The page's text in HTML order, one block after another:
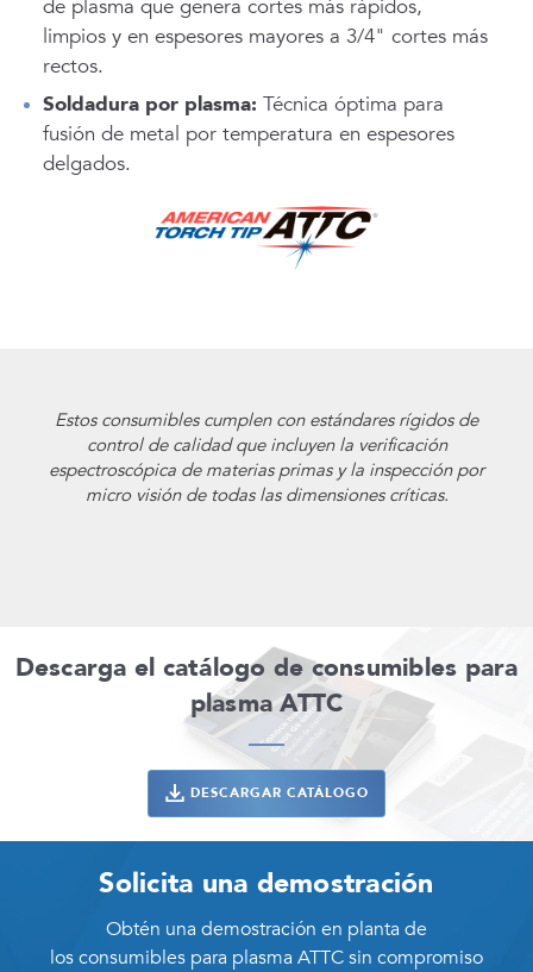
de plasma que genera cortes más rápidos,
limpios y en espesores mayores a 3/4" cortes más
rectos.
Soldadura por plasma:Técnica óptima para
fusión de metal por temperatura en espesores
delgados.
Estos consumibles cumplen con estándares rígidos de
control de calidad que incluyen la verificación
espectroscópica de materias primas y la inspección por
micro visión de todas las dimensiones críticas.
Descarga el catálogo de consumibles para
plasma ATTC
DESCARGAR CATÁLOGO
Solicita una demostración
Obtén una demostración en planta de
los consumibles para plasma ATTC sin compromiso